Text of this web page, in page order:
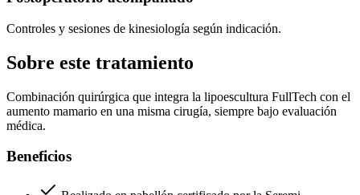
Controles y sesiones de kinesiología según indicación.
Sobre este tratamiento
Combinación quirúrgica que integra la lipoescultura FullTech con el
aumento mamario en una misma cirugía, siempre bajo evaluación
médica.
Beneficios